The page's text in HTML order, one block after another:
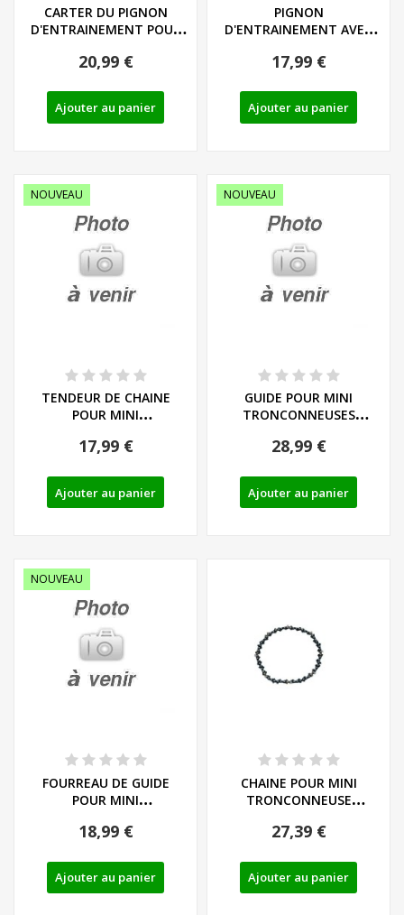
CARTER DU PIGNON
D'ENTRAINEMENT POUR
20,99 €
Ajouter au panier
PIGNON
D'ENTRAINEMENT AVEC
17,99 €
Ajouter au panier
NOUVEAU
TENDEUR DE CHAINE
POUR MINI
PARKSIDE - REF:...
17,99 €
Ajouter au panier
NOUVEAU
GUIDE POUR MINI
TRONCONNEUSES
28,99 €
Ajouter au panier
NOUVEAU
FOURREAU DE GUIDE
POUR MINI
PARKSIDE - REF:...
18,99 €
Ajouter au panier
CHAINE POUR MINI
TRONCONNEUSE
30091633
27,39 €
Ajouter au panier